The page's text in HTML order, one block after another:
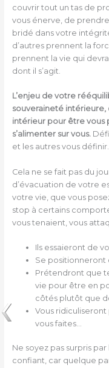
couvrir tout un tas de
vous énerve, de
bridé dans votre
d’autres prennent la
prennent la vie qui
dont il s’agit.
L’enjeu de votre
souveraineté
intérieur pour être vous
s’alimenter sur vous.
et les autres vous définir.
Cela ne se fait pas du
d’évacuation de votre
votre vie, que vous
stop à certains
vous tenaient, vous
Ils essaieront de
Se positionneront
Prétendront que
vie pour être en
côtés plutôt que
Vous
vous faites…
Ne soyez pas surpris
confiant, car quelque